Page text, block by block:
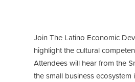
Join The Latino Economic
highlight the cultural
Attendees will hear from the
the small business